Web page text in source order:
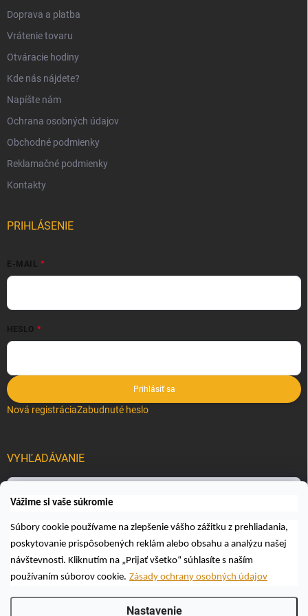
Vážime si vaše súkromie
Súbory cookie používame na zlepšenie vášho zážitku z prehliadania,
poskytovanie prispôsobených reklám alebo obsahu a analýzu našej
návštevnosti. Kliknutím na „Prijať všetko“ súhlasíte s naším
používaním súborov cookie. Zásady ochrany osobných údajov
Nastavenie
Doprava a platba
Vrátenie tovaru
Otváracie hodiny
Kde nás nájdete?
Napíšte nám
Ochrana osobných údajov
Obchodné podmienky
Reklamačné podmienky
Kontakty
PRIHLÁSENIE
E-MAIL
HESLO
Prihlásiť sa
Nová registráciaZabudnuté heslo
VYHĽADÁVANIE